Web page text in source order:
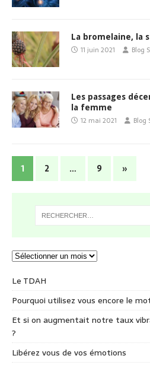
La bromelaine, la
11 juin 2021 Blog
Les passages
la femme
12 mai 2021 Blog
1 2 … 9 »
Le TDAH
Pourquoi utilisez vous encore le
Et si on augmentait notre taux
?
Libérez vous de vos émotions